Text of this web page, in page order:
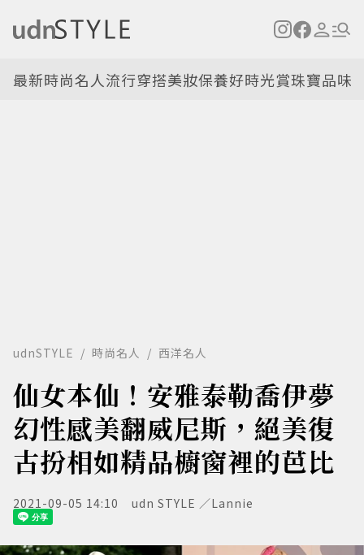
最新時尚名人流行穿搭美妝保養好時光賞珠寶品味
udnSTYLE 時尚名人 西洋名人
仙女本仙！安雅泰勒喬伊夢
幻性感美翻威尼斯，絕美復
古扮相如精品櫥窗裡的芭比
2021-09-05 14:10 udn STYLE ／Lannie